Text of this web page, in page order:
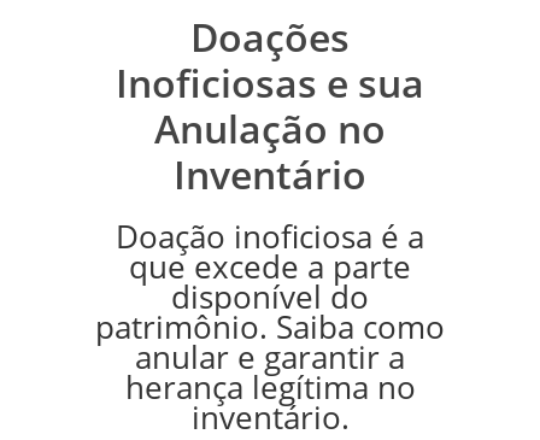
Doações
Inoficiosas e sua
Anulação no
Inventário
Doação inoficiosa é a
que excede a parte
disponível do
patrimônio. Saiba como
anular e garantir a
herança legítima no
inventário.